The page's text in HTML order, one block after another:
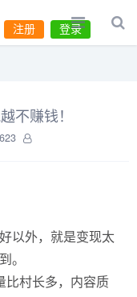
登录
注册
不赚钱！
623
以外，就是变现太
。
比村长多，内容质